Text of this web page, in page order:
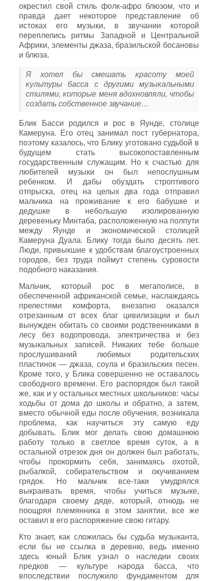
окрестил свой стиль фолк-афро блюзом, что и
правда дает некоторое представление об
истоках его музыки, в звучании которой
переплелись ритмы Западной и Центральной
Африки, элементы джаза, бразильской босановы
и блюза.
Я хотел бы смешать красоту моей
культуры басса с другими музыкальными
стилями, которые меня вдохновляли, чтобы
создать собственное звучание…
Блик Басси родился и рос в Яунде, столице
Камеруна. Его отец занимал пост губернатора,
поэтому казалось, что Блику уготовано судьбой в
будущем стать высокопоставленным
государственным служащим. Но к счастью для
любителей музыки он был непослушным
ребенком. И дабы обуздать строптивого
отпрыска, отец на целых два года отправил
мальчика на проживание к его бабушке и
дедушке в небольшую изолированную
деревеньку Минтаба, расположенную на полпути
между Яунде и экономической столицей
Камеруна Дуала. Блику тогда было десять лет.
Люди, привыкшие к удобствам благоустроенных
городов, без труда поймут степень суровости
подобного наказания.
Мальчик, который рос в мегаполисе, в
обеспеченной африканской семье, наслаждаясь
прелестями комфорта, внезапно оказался
отрезанным от всех благ цивилизации и был
вынужден обитать со своими родственниками в
лесу без водопровода, электричества и без
музыкальных записей. Никаких тебе больше
прослушиваний любимых родительских
пластинок — джаза, соула и бразильских песен.
Кроме того, у Блика совершенно не оставалось
свободного времени. Его распорядок был такой
же, как и у остальных местных школьников: часы
ходьбы от дома до школы и обратно, а затем,
вместо обычной еды после обучения, возникала
проблема, как научиться эту самую еду
добывать. Блик мог делать свою домашнюю
работу только в светлое время суток, а в
остальной отрезок дня он должен был работать,
чтобы прокормить себя, занимаясь охотой,
рыбалкой, собирательством и окучиванием
грядок. Но мальчик все-таки умудрялся
выкраивать время, чтобы учиться музыке,
благодаря своему дяде, который, отнюдь не
поощряя племянника в этом занятии, все же
оставил в его распоряжение свою гитару.
Кто знает, как сложилась бы судьба музыканта,
если бы не ссылка в деревню, ведь именно
здесь юный Блик узнал о наследии своих
предков — культуре народа басса, что
впоследствии послужило фундаментом для